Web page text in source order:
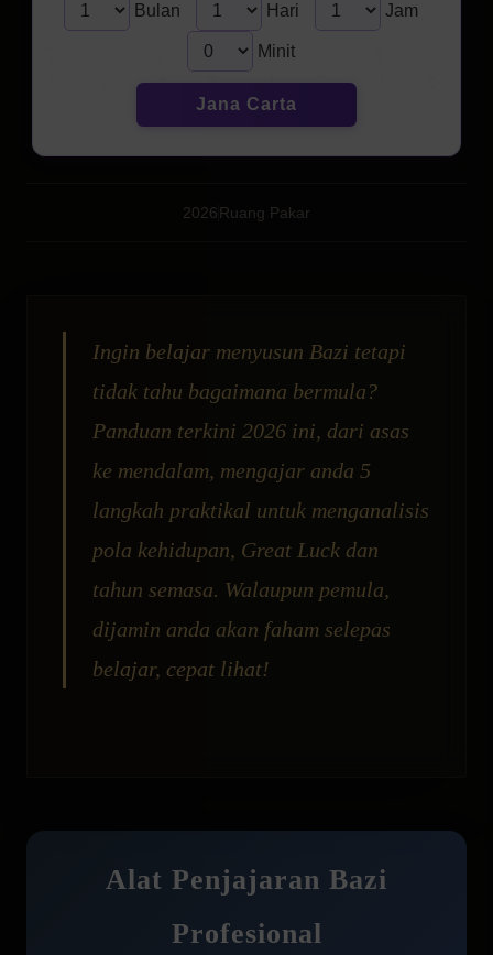
Bulan Hari Jam
Minit
Jana Carta
2026Ruang Pakar
Ingin belajar menyusun Bazi tetapi
tidak tahu bagaimana bermula?
Panduan terkini 2026 ini, dari asas
ke mendalam, mengajar anda 5
langkah praktikal untuk menganalisis
pola kehidupan, Great Luck dan
tahun semasa. Walaupun pemula,
dijamin anda akan faham selepas
belajar, cepat lihat!
Alat Penjajaran Bazi
Profesional